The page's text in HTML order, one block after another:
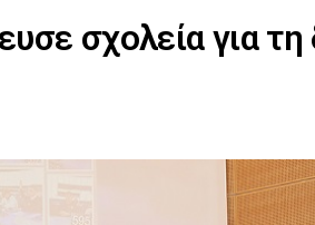
σχολεία για